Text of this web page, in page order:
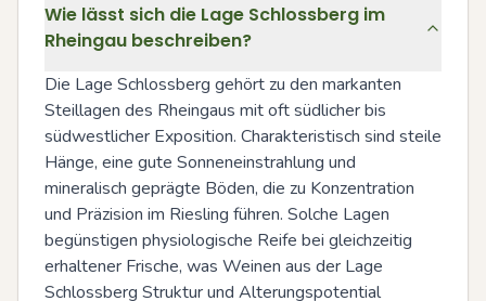
Wie lässt sich die Lage Schlossberg im
Rheingau beschreiben?
Die Lage Schlossberg gehört zu den markanten
Steillagen des Rheingaus mit oft südlicher bis
südwestlicher Exposition. Charakteristisch sind steile
Hänge, eine gute Sonneneinstrahlung und
mineralisch geprägte Böden, die zu Konzentration
und Präzision im Riesling führen. Solche Lagen
begünstigen physiologische Reife bei gleichzeitig
erhaltener Frische, was Weinen aus der Lage
Schlossberg Struktur und Alterungspotential